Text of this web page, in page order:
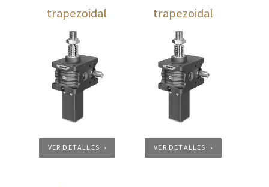
trapezoidal
VER DETALLES
trapezoidal
VER DETALLES